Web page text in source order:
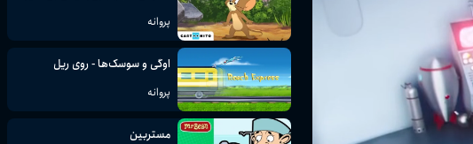
پروانه
اوگی و سوسک‌ها - روی ریل
پروانه
مستربین